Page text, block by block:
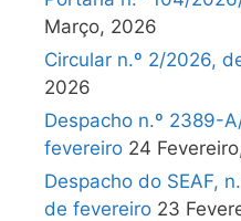
Março, 2026
Circular n.º 2/2026,
2026
Despacho n.º 2389-
fevereiro 24
Despacho do SEAF,
de fevereiro 23